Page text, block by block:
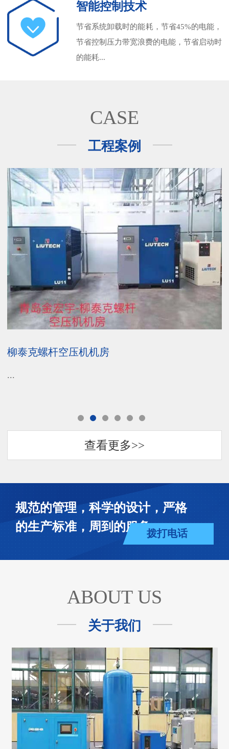
智能控制技术
节省系统卸载时的能耗，节省45%的电能，
节省控制压力带宽浪费的电能，节省启动时
的能耗...
CASE
工程案例
柳泰克螺杆空压机机房
...
查看更多>>
规范的管理，科学的设计，严格
的生产标准，周到的服务
拨打电话
ABOUT US
关于我们